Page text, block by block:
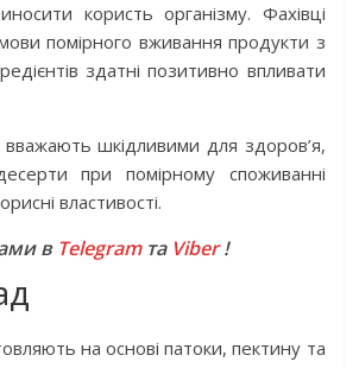
користь організму. Фахівці
помірного вживання продукти з
здатні позитивно впливати
шкідливими для здоров’я,
при помірному споживанні
властивості.
в Telegramта Viber!
на основі патоки, пектину та